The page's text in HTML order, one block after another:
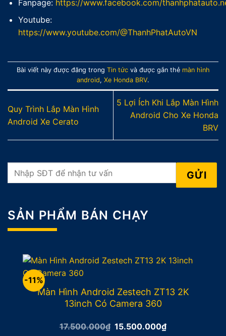
Fanpage: https://www.facebook.com/
Youtube:
https://www.youtube.com/@ThanhPhatAutoVN
Bài viết này được đăng trong Tin tứcvà được gắn thẻ màn hình
android, Xe Honda BRV.
Quy Trình Lắp Màn Hình
Android Xe Cerato
5 Lợi Ích Khi Lắp Màn Hình
Android Cho Xe Honda
BRV
SẢN PHẨM BÁN CHẠY
-11%
Màn Hình Android Zestech ZT13 2K
13inch Có Camera 360
17.500.000₫ Giá
15.500.000₫Giá